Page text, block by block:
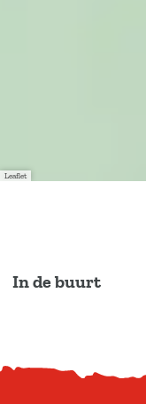
In de buurt
Leaflet